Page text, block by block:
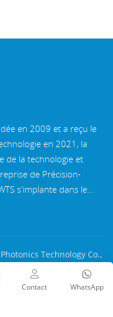
en 2009 et a reçu le
en 2021, la
de la technologie et
de Précision-
s'implante dans le
une célèbre ville optique
d'un personnel
traitement optique
d'assemblage et
clients avec des
et la fabrication
Technology Co.,
PRIS EN CHARGE
site / Xml/
WhatsApp
Contact